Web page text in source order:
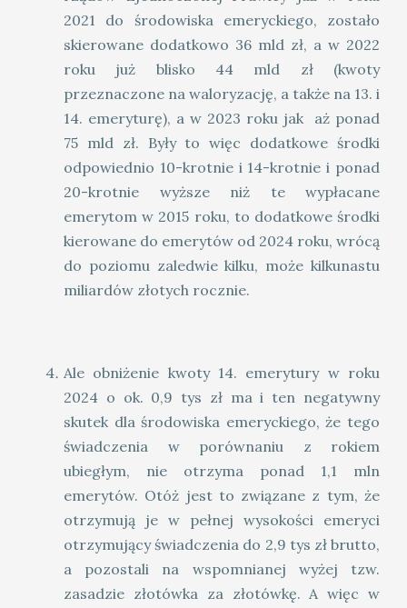
2021 do środowiska emeryckiego, zostało
skierowane dodatkowo 36 mld zł, a w 2022
roku już blisko 44 mld zł (kwoty
przeznaczone na waloryzację, a także na 13. i
14. emeryturę), a w 2023 roku jak aż ponad
75 mld zł. Były to więc dodatkowe środki
odpowiednio 10-krotnie i 14-krotnie i ponad
20-krotnie wyższe niż te wypłacane
emerytom w 2015 roku, to dodatkowe środki
kierowane do emerytów od 2024 roku, wrócą
do poziomu zaledwie kilku, może kilkunastu
miliardów złotych rocznie.
Ale obniżenie kwoty 14. emerytury w roku
2024 o ok. 0,9 tys zł ma i ten negatywny
skutek dla środowiska emeryckiego, że tego
świadczenia w porównaniu z rokiem
ubiegłym, nie otrzyma ponad 1,1 mln
emerytów. Otóż jest to związane z tym, że
otrzymują je w pełnej wysokości emeryci
otrzymujący świadczenia do 2,9 tys zł brutto,
a pozostali na wspomnianej wyżej tzw.
zasadzie złotówka za złotówkę. A więc w